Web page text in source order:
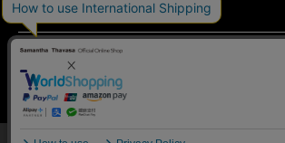
利用規約
お問い合わせ
プライバシーポリシー
弊社はCookieを利用し、Webの利便性向上に努
ております。「承諾する」をクリックしていた
くと、お客様に最適な内容を提供することが可